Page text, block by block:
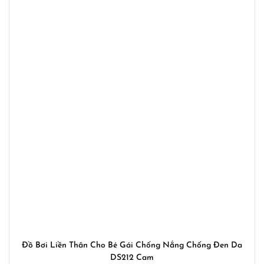
Đồ Bơi Liền Thân Cho Bé Gái Chống Nắng Chống Đen Da
DS212 Cam